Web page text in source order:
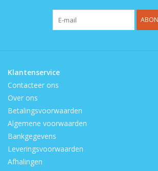
Klantenservice
Contacteer ons
Over ons
Betalingsvoorwaarden
Algemene voorwaarden
Bankgegevens
Leveringsvoorwaarden
Afhalingen